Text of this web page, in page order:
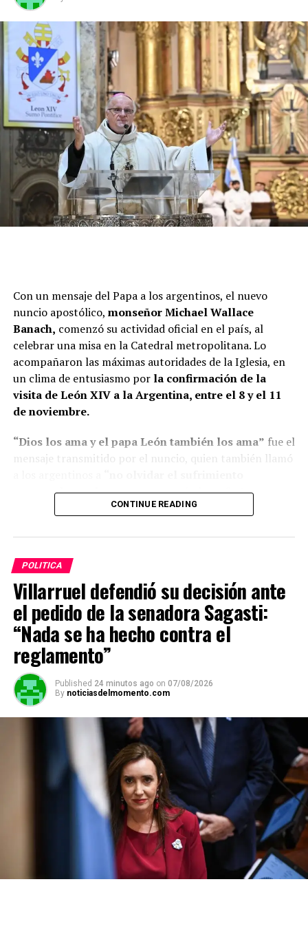
Con un mensaje del Papa a los argentinos, el nuevo
nuncio apostólico, monseñor Michael Wallace
Banach, comenzó su actividad oficial en el país, al
celebrar una misa en la Catedral metropolitana. Lo
acompañaron las máximas autoridades de la Iglesia, en
un clima de entusiasmo por la confirmación de la
visita de León XIV a la Argentina, entre el 8 y el 11
de noviembre.
“Dios los ama y el papa León también los ama” fue el
mensaje transmitido por el nuncio, quien también llamó
provocado por las guerrasque aún hoy afectan a
distintas regiones del mundo, especialmente en Tierra
bombardeo atómico contra Hiroshima,en la Segunda
Guerra Mundial.
CONTINUE READING
POLITICA
Villarruel defendió su decisión ante
el pedido de la senadora Sagasti:
“Nada se ha hecho contra el
reglamento”
Published 24 minutos ago on 07/08/2026
By noticiasdelmomento.com